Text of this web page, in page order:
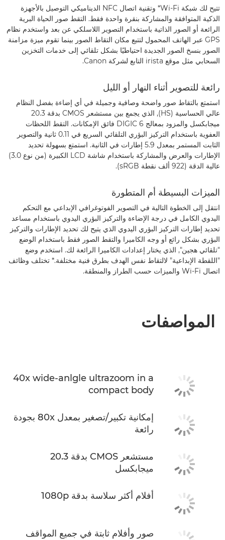
تتيح لك شبكة Wi-Fi* وتقنية اتصال NFC الديناميكي التوصيل بالأجهزة
الذكية المتوافقة والمشاركة بنقرة واحدة فقط. التقط صور الحياة البرية
الرائعة أو الصور الذاتية باستخدام التصوير اللاسلكي عن بعد واستخدم نظام
GPS عبر الهاتف المحمول لتتبع مكان التقاط الصور بينما تقوم ميزة مزامنة
الصور بنسخ الصور الجديدة احتياطيًا بشكل تلقائي إلى خدمات التخزين
السحابي مثل موقع irista التابع لشركة Canon.
رائعة للتصوير أثناء النهار أو الليل
استمتع بالتقاط صور واضحة وصافية وجميلة في أي إضاءة بفضل النظام
عالي الحساسية (HS), الذي يجمع بين مستشعر CMOS بدقة 20.3
ميجابكسل والمزود بمعالج DIGIC 6 فائق الإمكانات. التقط اللحظات
العفوية باستخدام التركيز البؤري التلقائي السريع في ‎0.11 ثانية والتصوير
الثابت المستمر بمعدل 5.9 إطارات في الثانية. استمتع بسهولة تحديد
الإطارات والعرض والمشاركة باستخدام شاشة LCD الكبيرة (من نوع 3.0)
عالية الدقة (922 ألف نقطة sRGB).
الميزات البسيطة أم المتطورة
انتقل إلى الخطوة التالية في التصوير الفوتوغرافي الإبداعي مع التحكم
اليدوي الكامل في درجة الإضاءة والتركيز البؤري اليدوي باستخدام مساعد
تحديد إطارات التركيز البؤري اليدوي الذي يتيح لك تحديد الإطارات والتركيز
البؤري بشكل رائع أو وجه الكاميرا والتقط الصور فقط باستخدام الوضع
"تلقائي هجين", الذي يختار إعدادات الكاميرا الرائعة لك. استخدم وضع
"اللقطة الإبداعية" لالتقاط نفس الهدف بطرق فنية مختلفة.* تختلف وظائف
اتصال Wi-Fi والميزات حسب الطراز والمنطقة.
المواصفات
40x wide-anlgle ultrazoom in a
compact body
إمكانية تكبير/تصغير بمعدل 80x بجودة
رائعة
مستشعر CMOS بدقة 20.3
ميجابكسل
أفلام أكثر سلاسة بدقة 1080p
صور وأفلام ثابتة في جميع المواقف